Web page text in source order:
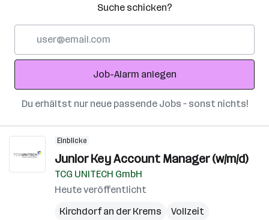
Suche schicken?
Adresse
Job-Alarm anlegen
Du erhältst nur neue passende Jobs – sonst nichts!
Einblicke
Junior Key Account Manager (w/m/d)
TCG UNITECH GmbH
Heute veröffentlicht
Kirchdorf an der Krems
Vollzeit